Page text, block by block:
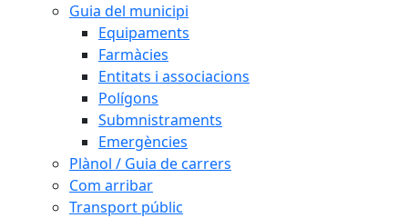
Guia del municipi
Equipaments
Farmàcies
Entitats i associacions
Polígons
Submnistraments
Emergències
Plànol / Guia de carrers
Com arribar
Transport públic